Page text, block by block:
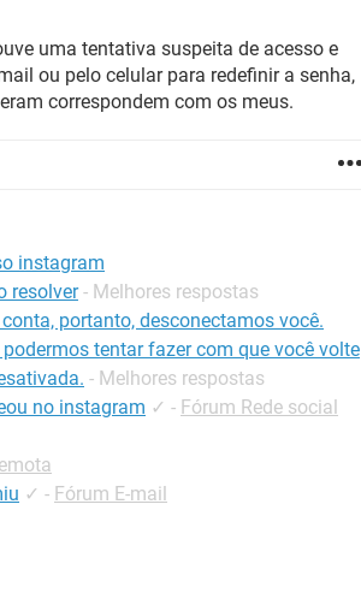
uma tentativa suspeita de acesso e
ou pelo celular para redefinir a senha,
correspondem com os meus.
instagram
resolver - Melhores respostas
portanto, desconectamos você.
tentar fazer com que você volte
- Melhores respostas
no instagram ✓ - Fórum Rede social
✓ - Fórum E-mail